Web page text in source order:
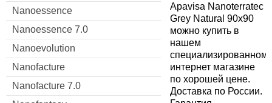
Nanoessence
Nanoessence 7.0
Nanoevolution
Nanofacture
Nanofacture 7.0
Apavisa Nanoterratec
Grey Natural 90x90
можно купить в
нашем
специализированном
интернет магазине
по хорошей цене.
Доставка по России.